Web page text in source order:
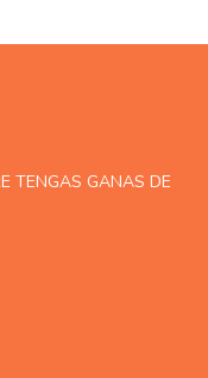
TENGAS GANAS DE